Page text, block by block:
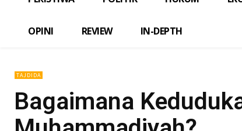
OPINI REVIEW IN-DEPTH
TAJDIDA
Bagaimana